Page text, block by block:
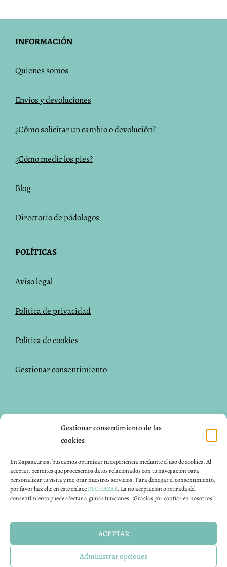
Gestionar consentimiento de las
cookies
En Zapasaurios, buscamos optimizar tu experiencia mediante el uso de cookies. Al
aceptar, permites que procesemos datos relacionados con tu navegación para
personalizar tu visita y mejorar nuestros servicios. Para denegar el consentimiento,
por favor haz clic en este enlaceRECHAZAR. La no aceptación o retirada del
consentimiento puede afectar algunas funciones. ¡Gracias por confiar en nosotros!
ACEPTAR
Administrar opciones
INFORMACIÓN
Quienes somos
Envíos y devoluciones
¿Cómo solicitar un cambio o devolución?
¿Cómo medir los pies?
Blog
Directorio de pódologos
POLÍTICAS
Aviso legal
Política de privacidad
Política de cookies
Gestionar consentimiento
Instagram
Pinterest
CONTACTO
Puedes contactar con nosotros 24H a través de nuestro
email info@zapasaurios.com
Calzado respetuoso para niños fabricado en España